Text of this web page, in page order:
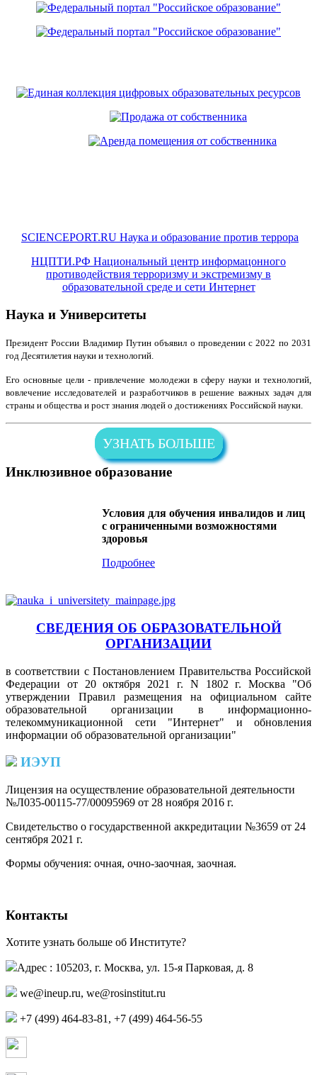
SCIENCEPORT.RU Наука и образование против террора
НЦПТИ.РФ Национальный центр информацонного
противодействия терроризму и экстремизму в
образовательной среде и сети Интернет
Наука и Университеты
Президент России Владимир Путин объявил о проведении с 2022 по 2031
год Десятилетия науки и технологий.
Его основные цели - привлечение молодежи в сферу науки и технологий,
вовлечение исследователей и разработчиков в решение важных задач для
страны и общества и рост знания людей о достижениях Российской науки.
УЗНАТЬ БОЛЬШЕ
Инклюзивное образование
Условия для обучения инвалидов и лиц
с ограниченными возможностями
здоровья
Подробнее
СВЕДЕНИЯ ОБ ОБРАЗОВАТЕЛЬНОЙ
ОРГАНИЗАЦИИ
в соответствии с Постановлением Правительства Российской
Федерации от 20 октября 2021 г. N 1802 г. Москва "Об
утверждении Правил размещения на официальном сайте
образовательной организации в информационно-
телекоммуникационной сети "Интернет" и обновления
информации об образовательной организации"
ИЭУП
Лицензия на осуществление образовательной деятельности
№Л035-00115-77/00095969 от 28 ноября 2016 г.
Свидетельство о государственной аккредитации №3659 от 24
сентября 2021 г.
Формы обучения: очная, очно-заочная, заочная.
Контакты
Хотите узнать больше об Институте?
Адрес : 105203, г. Москва, ул. 15-я Парковая, д. 8
,
+7 (499) 464-83-81, +7 (499) 464-56-55